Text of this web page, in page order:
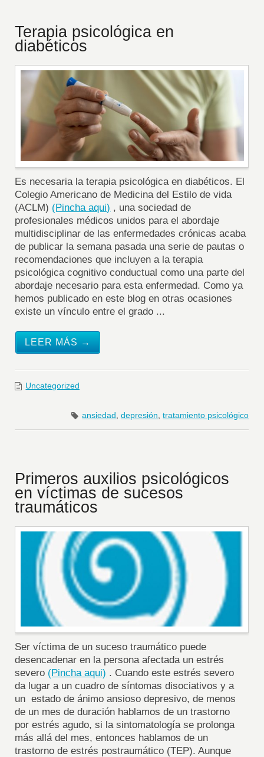
Terapia psicológica en
diabéticos
Es necesaria la terapia psicológica en diabéticos. El
Colegio Americano de Medicina del Estilo de vida
(ACLM) (Pincha aqui) , una sociedad de
profesionales médicos unidos para el abordaje
multidisciplinar de las enfermedades crónicas acaba
de publicar la semana pasada una serie de pautas o
recomendaciones que incluyen a la terapia
psicológica cognitivo conductual como una parte del
abordaje necesario para esta enfermedad. Como ya
hemos publicado en este blog en otras ocasiones
existe un vínculo entre el grado ...
LEER MÁS →
Uncategorized
ansiedad ,depresión ,tratamiento psicológico
Primeros auxilios psicológicos
en víctimas de sucesos
traumáticos
Ser víctima de un suceso traumático puede
desencadenar en la persona afectada un estrés
severo (Pincha aqui) . Cuando este estrés severo
da lugar a un cuadro de síntomas disociativos y a
un estado de ánimo ansioso depresivo, de menos
de un mes de duración hablamos de un trastorno
por estrés agudo, si la sintomatología se prolonga
más allá del mes, entonces hablamos de un
trastorno de estrés postraumático (TEP). Aunque